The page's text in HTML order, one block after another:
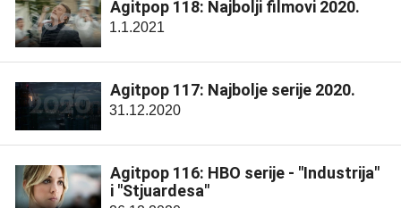
Agitpop 118: Najbolji filmovi 2020.
1.1.2021
Agitpop 117: Najbolje serije 2020.
31.12.2020
Agitpop 116: HBO serije - "Industrija"
i "Stjuardesa"